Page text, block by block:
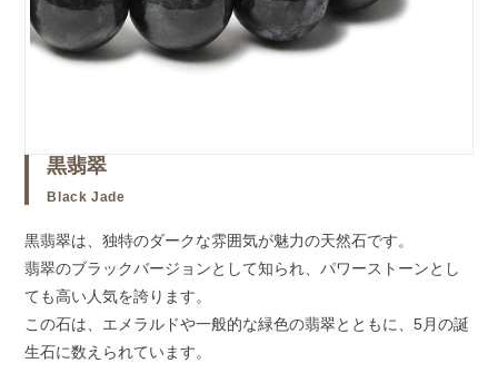
黒翡翠
Black Jade
黒翡翠は、独特のダークな雰囲気が魅力の天然石です。
翡翠のブラックバージョンとして知られ、パワーストーンとし
ても高い人気を誇ります。
この石は、エメラルドや一般的な緑色の翡翠とともに、5月の誕
生石に数えられています。